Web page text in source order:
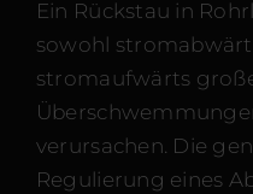
Ein Rückstau in
sowohl
stromaufwärts
verursachen. Die
Regulierung eines